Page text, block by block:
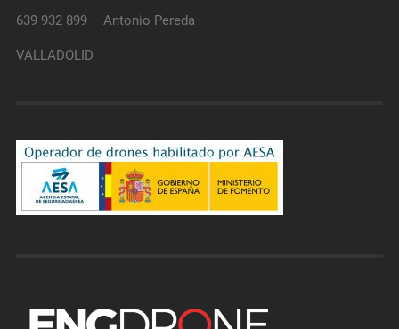
639 932 899 – Antonio Pereda
VALLADOLID